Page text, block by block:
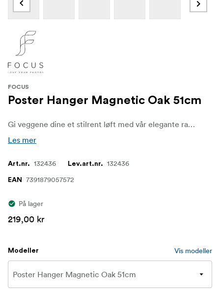
FOCUS
Poster Hanger Magnetic Oak 51cm
Gi veggene dine et stilrent løft med vår elegante rammelister i eik! Perfekt for å vise fram favorittplakatene, bildene og kunstverkene dine på en enkel og sofistikert måte. Denne slanke og allsidige rammelisten kombinerer praktisk funksjonalitet med moderne skandinavisk design – et must for deg som ønsker både stil og kvalitet hjemme.
Les mer
Art.nr. 132436 Lev.art.nr. 132436
EAN 7391879057572
På lager
219,00 kr
Modeller Vis modeller